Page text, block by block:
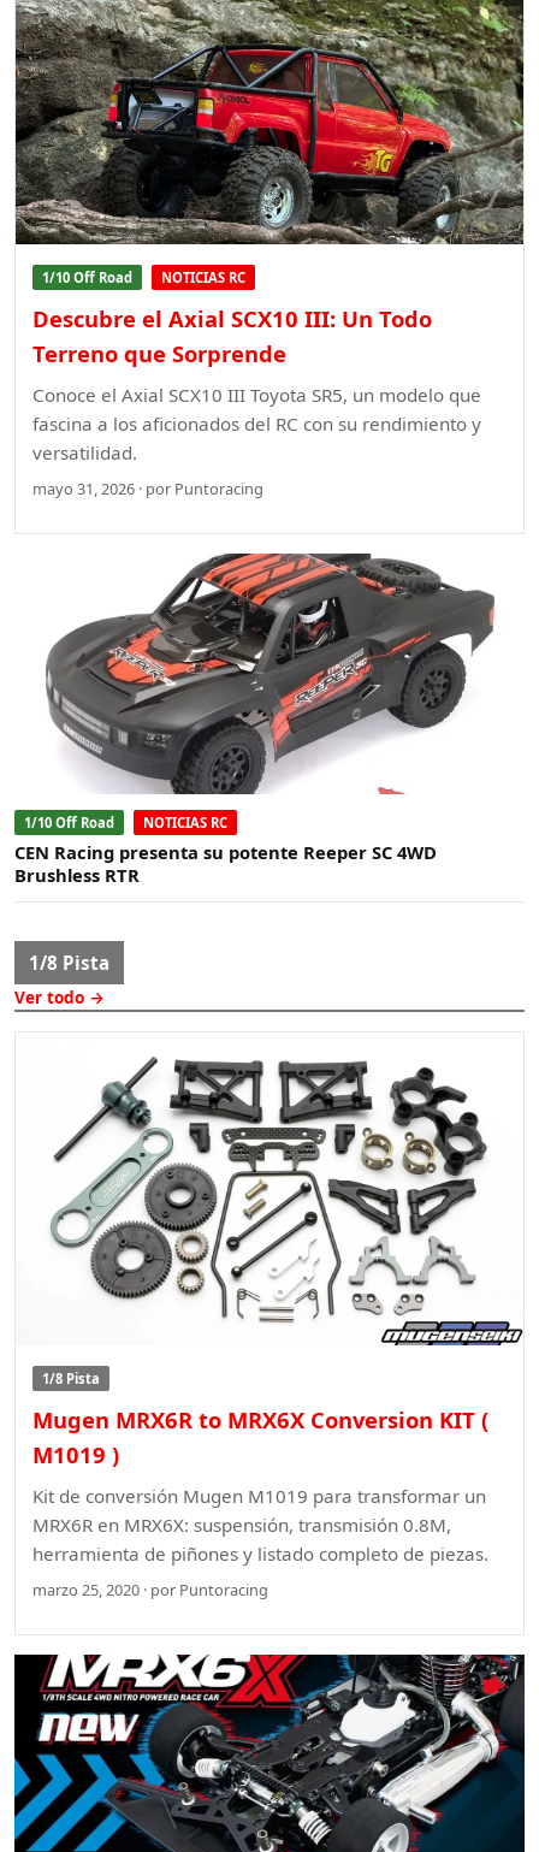
1/10 Off Road NOTICIAS RC
Descubre el Axial SCX10 III: Un Todo
Terreno que Sorprende
Conoce el Axial SCX10 III Toyota SR5, un modelo que
fascina a los aficionados del RC con su rendimiento y
versatilidad.
mayo 31, 2026 · por Puntoracing
1/10 Off Road NOTICIAS RC
CEN Racing presenta su potente Reeper SC 4WD
Brushless RTR
1/8 Pista
Ver todo →
1/8 Pista
Mugen MRX6R to MRX6X Conversion KIT (
M1019 )
Kit de conversión Mugen M1019 para transformar un
MRX6R en MRX6X: suspensión, transmisión 0.8M,
herramienta de piñones y listado completo de piezas.
marzo 25, 2020 · por Puntoracing